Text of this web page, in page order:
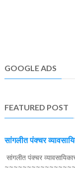
GOOGLE ADS
FEATURED POST
सांगलीत पंक्चर
सांगलीत पंक्चर